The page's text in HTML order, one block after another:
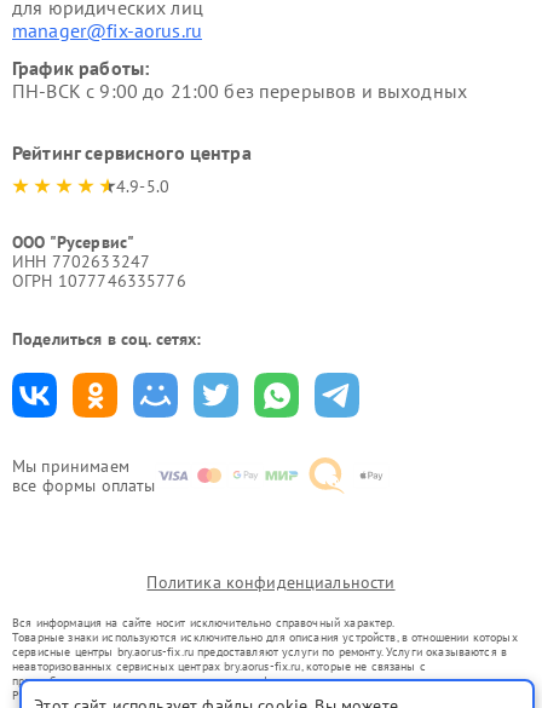
Мы принимаем
все формы оплаты
для юридических лиц
manager@fix-aorus.ru
График работы:
ПН-ВСК с 9:00 до 21:00 без перерывов и выходных
Рейтинг сервисного центра
4.9-5.0
ООО "Русервис"
ИНН 7702633247
ОГРН 1077746335776
Поделиться в соц. сетях:
Политика конфиденциальности
Вся информация на сайте носит исключительно справочный характер.
Товарные знаки используются исключительно для описания устройств, в отношении которых
сервисные центры bry.aorus-fix.ru предоставляют услуги по ремонту. Услуги оказываются в
неавторизованных сервисных центрах bry.aorus-fix.ru, которые не связаны с
правообладателями товарных знаков или их официальными представителями.
Ремонт осуществляется для устройств, уже введенных в гражданский оборот в соответствии